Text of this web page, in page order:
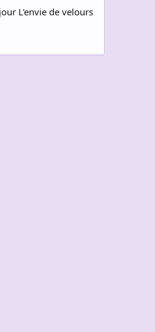
L'envie de velours